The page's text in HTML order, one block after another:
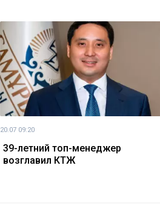
20.07 09:20
39-летний топ-менеджер
возглавил КТЖ